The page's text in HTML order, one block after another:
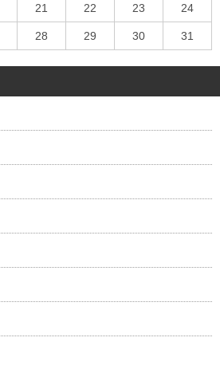
21 22 23 24
28 29 30 31